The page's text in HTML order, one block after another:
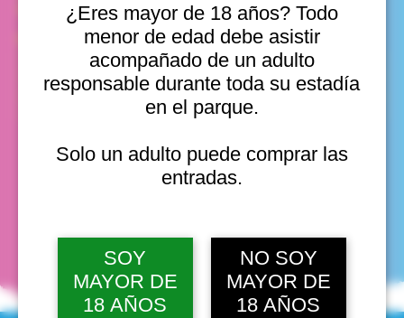
¿Eres mayor de 18 años? Todo
menor de edad debe asistir
acompañado de un adulto
responsable durante toda su estadía
en el parque.
Solo un adulto puede comprar las
entradas.
SOY
MAYOR DE
18 AÑOS
NO SOY
MAYOR DE
18 AÑOS
Valparaíso, Chile
Otras fechas
mié, 12 ago, 10:00 a. m.
mié, 12 ago, 11:00 a. m.
mié, 12 ago, 12:00 p. m.
Ver 20
fechas